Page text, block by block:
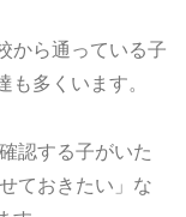
から通っている子
も多くいます。
認する子がいた
ておきたい」な